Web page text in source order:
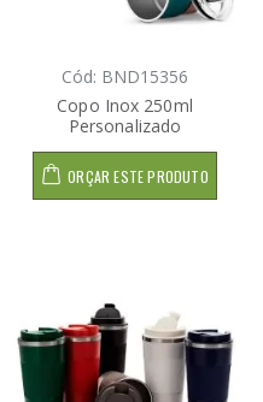
Cód: BND15356
Copo Inox 250ml
Personalizado
ORÇAR ESTE PRODUTO